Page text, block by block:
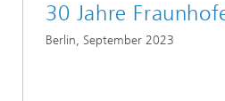
30 Jahre
Berlin, September 2023